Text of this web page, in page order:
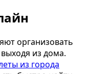
организовать
из дома.
из города